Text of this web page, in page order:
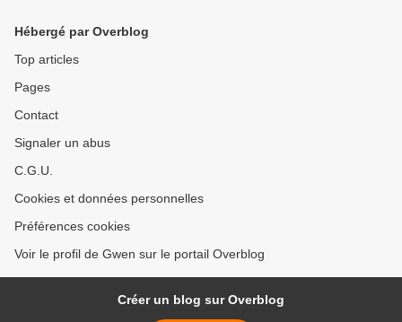
Hébergé par Overblog
Top articles
Pages
Contact
Signaler un abus
C.G.U.
Cookies et données personnelles
Préférences cookies
Voir le profil de Gwen sur le portail Overblog
Créer un blog sur Overblog